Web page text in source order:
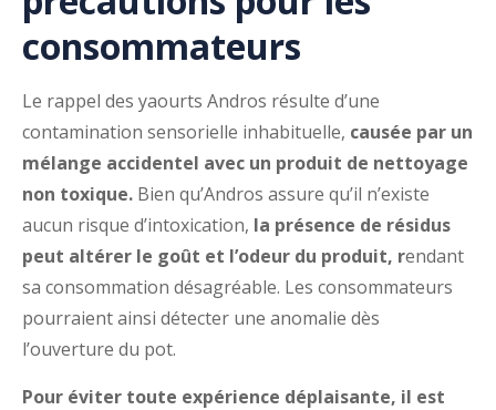
consommateurs
Le rappel des yaourts Andros résulte d’une
contamination sensorielle inhabituelle, causée par un
mélange accidentel avec un produit de nettoyage
non toxique. Bien qu’Andros assure qu’il n’existe
aucun risque d’intoxication, la présence de résidus
peut altérer le goût et l’odeur du produit, rendant
sa consommation désagréable. Les consommateurs
pourraient ainsi détecter une anomalie dès
l’ouverture du pot.
Pour éviter toute expérience déplaisante, il est